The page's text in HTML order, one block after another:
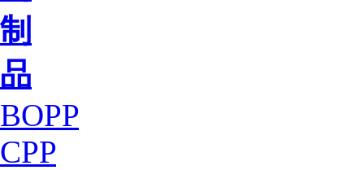
制
品
BOPP
CPP